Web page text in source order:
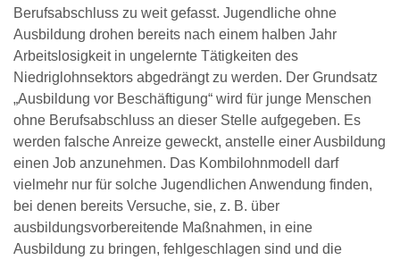
Berufsabschluss zu weit gefasst. Jugendliche ohne
Ausbildung drohen bereits nach einem halben Jahr
Arbeitslosigkeit in ungelernte Tätigkeiten des
Niedriglohnsektors abgedrängt zu werden. Der Grundsatz
„Ausbildung vor Beschäftigung“ wird für junge Menschen
ohne Berufsabschluss an dieser Stelle aufgegeben. Es
werden falsche Anreize geweckt, anstelle einer Ausbildung
einen Job anzunehmen. Das Kombilohnmodell darf
vielmehr nur für solche Jugendlichen Anwendung finden,
bei denen bereits Versuche, sie, z. B. über
ausbildungsvorbereitende Maßnahmen, in eine
Ausbildung zu bringen, fehlgeschlagen sind und die